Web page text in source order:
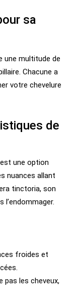
sa
une multitude de
Chacune a
votre chevelure
de
une option
nuances allant
tinctoria, son
l’endommager.
froides et
pas les cheveux,